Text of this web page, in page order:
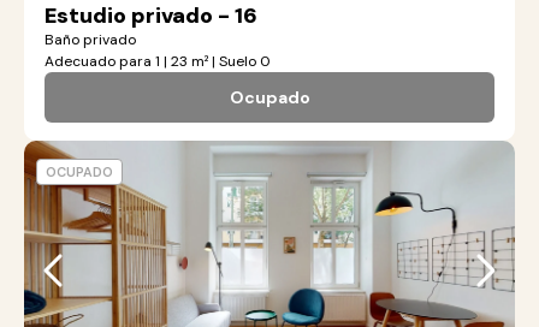
Estudio privado - 16
Baño privado
Adecuado para 1 | 23 m² | Suelo 0
Ocupado
OCUPADO